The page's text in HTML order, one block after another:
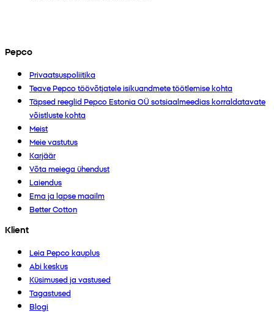
Pepco
Privaatsuspoliitika
Teave Pepco töövõtjatele isikuandmete töötlemise kohta
Täpsed reeglid Pepco Estonia OÜ sotsiaalmeedias korraldatavate
võistluste kohta
Meist
Meie vastutus
Karjäär
Võta meiega ühendust
Laiendus
Ema ja lapse maailm
Better Cotton
Klient
Leia Pepco kauplus
Abi keskus
Küsimused ja vastused
Tagastused
Blogi